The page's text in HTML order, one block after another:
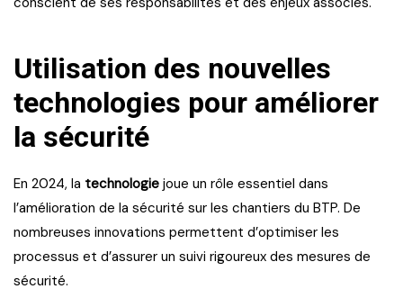
Utilisation des nouvelles
technologies pour améliorer
la sécurité
En 2024, la technologie joue un rôle essentiel dans
l’amélioration de la sécurité sur les chantiers du BTP. De
nombreuses innovations permettent d’optimiser les
processus et d’assurer un suivi rigoureux des mesures de
sécurité.